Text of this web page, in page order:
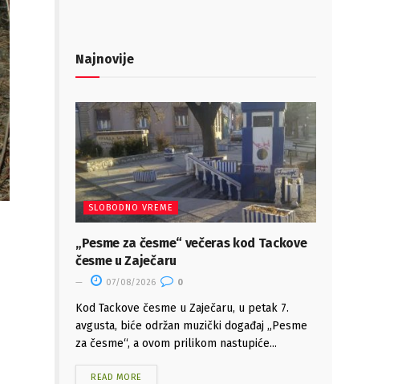
Najnovije
SLOBODNO VREME
„Pesme za česme“ večeras kod Tackove
česme u Zaječaru
07/08/2026 0
Kod Tackove česme u Zaječaru, u petak 7.
avgusta, biće održan muzički događaj „Pesme
za česme“, a ovom prilikom nastupiće...
READ MORE